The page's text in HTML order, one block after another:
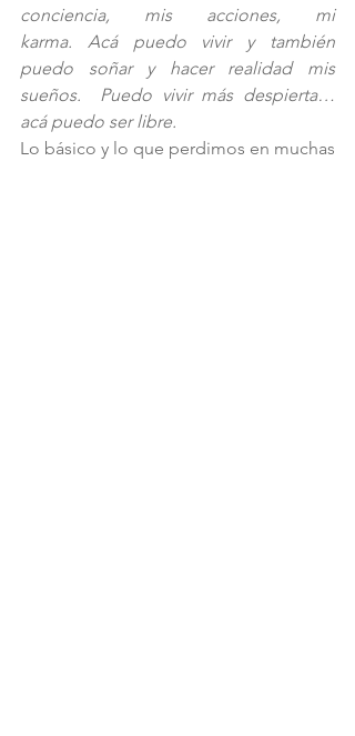
conciencia, mis acciones, mi
karma. Acá puedo vivir y también
puedo soñar y hacer realidad mis
sueños.  Puedo vivir más despierta…
acá puedo ser libre.
Lo básico y lo que perdimos en muchas